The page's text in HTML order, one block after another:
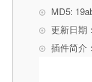
MD5:
更新日期
插件简介：